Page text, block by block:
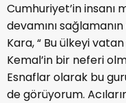
Cumhuriyet’in insanı
devamını
Kara, “ Bu ülkeyi
Kemal’in bir neferi
Esnaflar olarak bu
de görüyorum.